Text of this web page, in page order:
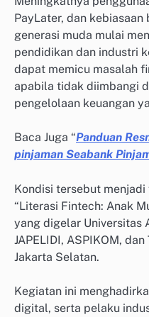
PayLater, dan
generasi muda mulai
pendidikan dan industri
dapat memicu masalah
apabila tidak diimbangi
pengelolaan keuangan
Baca Juga “Panduan
pinjaman Seabank
Kondisi tersebut
“Literasi Fintech: Anak
yang digelar Universitas
JAPELIDI, ASPIKOM,
Jakarta Selatan.
Kegiatan ini
digital, serta pelaku